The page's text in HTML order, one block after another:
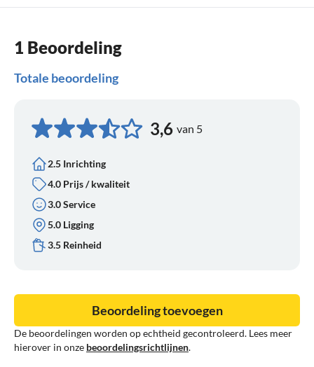
1 Beoordeling
Totale beoordeling
3,6 van 5
2.5 Inrichting
4.0 Prijs / kwaliteit
3.0 Service
5.0 Ligging
3.5 Reinheid
De beoordelingen worden op echtheid gecontroleerd. Lees meer
hierover in onze beoordelingsrichtlijnen.
Beoordeling toevoegen